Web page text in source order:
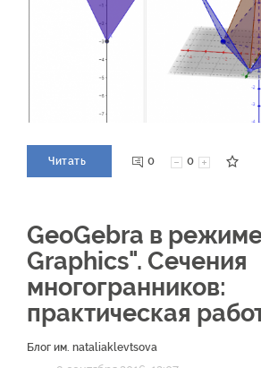
Читать 0 0
GeoGebra в
Graphics". Сечения
многогранников:
практическая
Блог им. nataliaklevtsova